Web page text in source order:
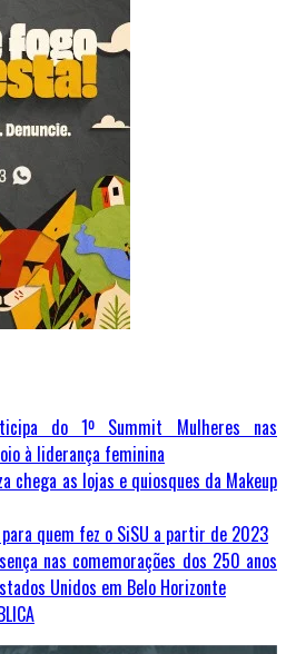
do 1º Summit Mulheres nas
à liderança feminina
chega as lojas e quiosques da Makeup
quem fez o SiSU a partir de 2023
nas comemorações dos 250 anos
Unidos em Belo Horizonte